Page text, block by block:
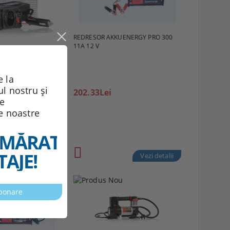
Vezi detalii
REDRESOR AKKUENERGY PRO 300
11A 12 V
202.33Lei
Vezi detalii
la
nostru și
noastre